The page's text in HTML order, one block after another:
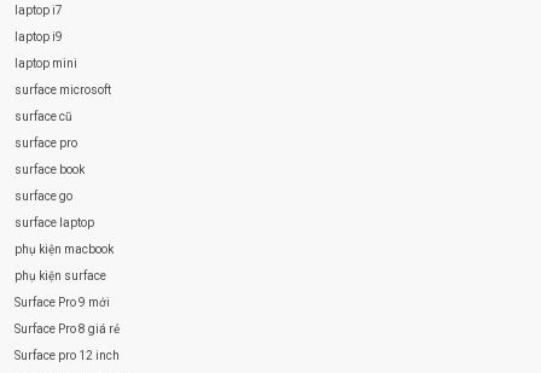
laptop i7
laptop i9
laptop mini
surface microsoft
surface cũ
surface pro
surface book
surface go
surface laptop
phụ kiện macbook
phụ kiện surface
Surface Pro 9 mới
Surface Pro 8 giá rẻ
Surface pro 12 inch